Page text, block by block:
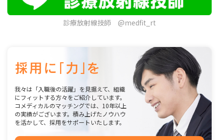
診療放射線技師 @medfit_rt
我々は「入職後の活躍」を見据えて、組織
にフィットする方々をご紹介しています。
コメディカルのマッチングでは、10年以上
の実績がございます。積み上げたノウハウ
を活かして、採用をサポートいたします。